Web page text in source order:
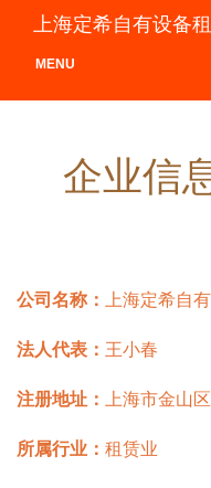
上海定希自有设备
MENU
企业信
公司名称： 上海定希自
法人代表： 王小春
注册地址： 上海市金山
所属行业： 租赁业